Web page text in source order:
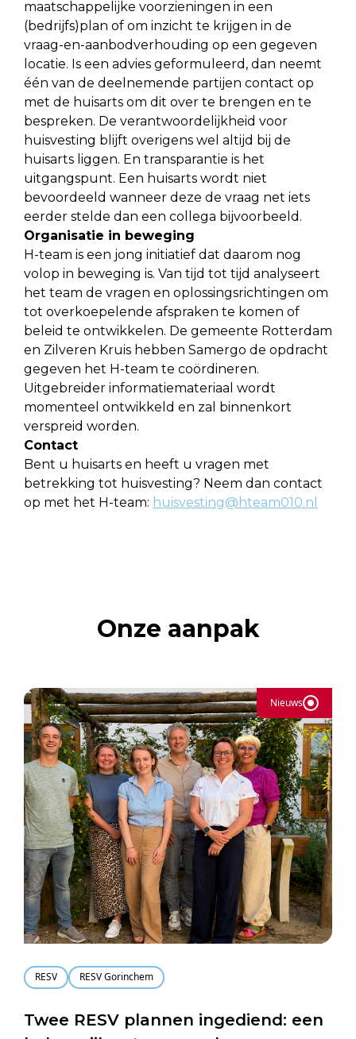
maatschappelijke voorzieningen in een
(bedrijfs)plan of om inzicht te krijgen in de
vraag-en-aanbodverhouding op een gegeven
locatie. Is een advies geformuleerd, dan neemt
één van de deelnemende partijen contact op
met de huisarts om dit over te brengen en te
bespreken. De verantwoordelijkheid voor
huisvesting blijft overigens wel altijd bij de
huisarts liggen. En transparantie is het
uitgangspunt. Een huisarts wordt niet
bevoordeeld wanneer deze de vraag net iets
eerder stelde dan een collega bijvoorbeeld.
Organisatie in beweging
H-team is een jong initiatief dat daarom nog
volop in beweging is. Van tijd tot tijd analyseert
het team de vragen en oplossingsrichtingen om
tot overkoepelende afspraken te komen of
beleid te ontwikkelen. De gemeente Rotterdam
en Zilveren Kruis hebben Samergo de opdracht
gegeven het H-team te coördineren.
Uitgebreider informatiemateriaal wordt
momenteel ontwikkeld en zal binnenkort
verspreid worden.
Contact
Bent u huisarts en heeft u vragen met
betrekking tot huisvesting? Neem dan contact
op met het H-team: huisvesting@hteam010.nl
Onze aanpak
Nieuws
RESV RESV Gorinchem
Twee RESV plannen ingediend: een